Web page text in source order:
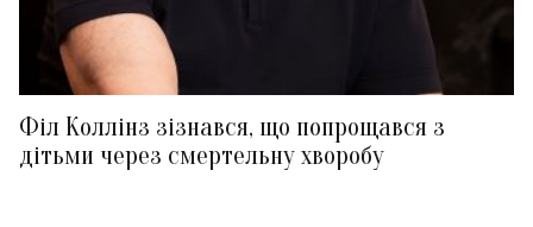
Філ Коллінз зізнався, що попрощався з
дітьми через смертельну хворобу